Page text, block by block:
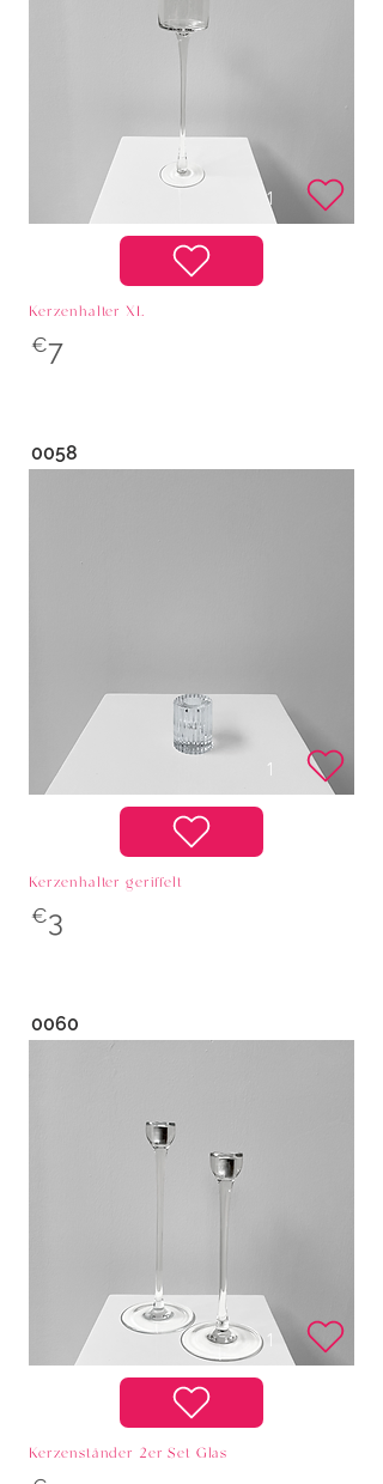
Kerzenhalter XL
7
€
0058
Kerzenhalter geriffelt
3
€
0060
Kerzenständer 2er Set Glas